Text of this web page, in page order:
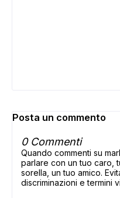
Posta un commento
0 Commenti
Quando commenti su
parlare con un tuo caro,
sorella, un tuo amico.
discriminazioni e termini